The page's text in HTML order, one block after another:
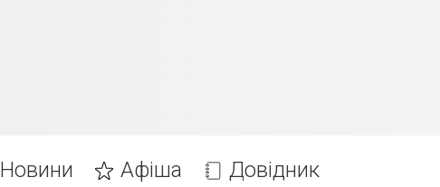
Новини Афіша Довідник